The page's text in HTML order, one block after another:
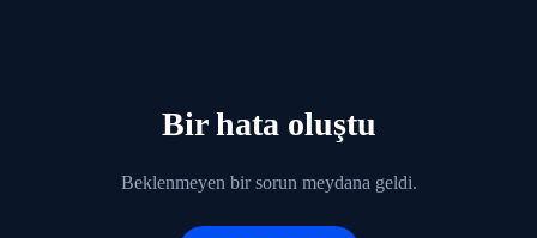
Bir hata oluştu
Beklenmeyen bir sorun meydana geldi.